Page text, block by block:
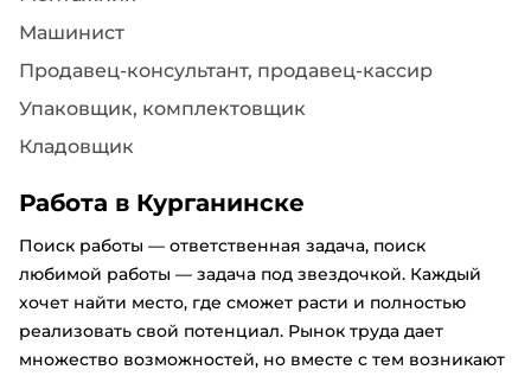
Машинист
Продавец-консультант, продавец-кассир
Упаковщик, комплектовщик
Кладовщик
Работа в Курганинске
Поиск работы — ответственная задача, поиск
любимой работы — задача под звездочкой. Каждый
хочет найти место, где сможет расти и полностью
реализовать свой потенциал. Рынок труда дает
множество возможностей, но вместе с тем возникают